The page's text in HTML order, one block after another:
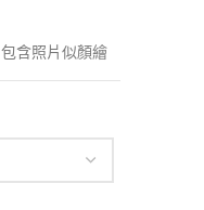
包含照片似顏繪